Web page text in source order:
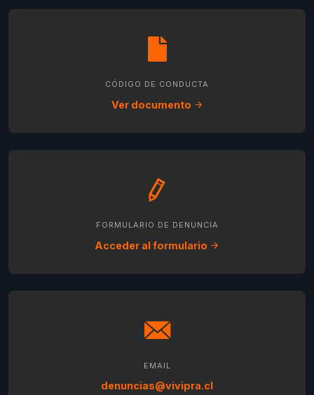
CÓDIGO DE CONDUCTA
Ver documento
FORMULARIO DE DENUNCIA
Acceder al formulario
EMAIL
denuncias@vivipra.cl